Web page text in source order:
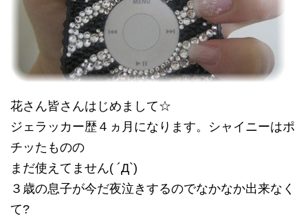
花さん皆さんはじめまして☆
ジェラッカー歴４ヵ月になります。シャイニーはポ
チッたものの
まだ使えてません( ´Д`)
３歳の息子が今だ夜泣きするのでなかなか出来なく
て?